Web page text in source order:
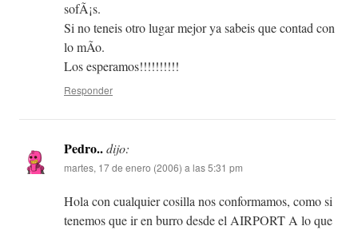
sofÃ¡s.
Si no teneis otro lugar mejor ya sabeis que contad con
lo mÃ­o.
Los esperamos!!!!!!!!!!
Responder
Pedro..dijo:
martes, 17 de enero (2006) a las 5:31 pm
Hola con cualquier cosilla nos conformamos, como si
tenemos que ir en burro desde el AIRPORT A lo que